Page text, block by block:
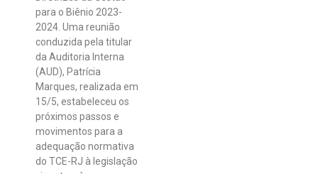
para o Biênio 2023-
2024. Uma reunião
conduzida pela titular
da Auditoria Interna
(AUD), Patrícia
Marques, realizada em
15/5, estabeleceu os
próximos passos e
movimentos para a
adequação normativa
do TCE-RJ à legislação